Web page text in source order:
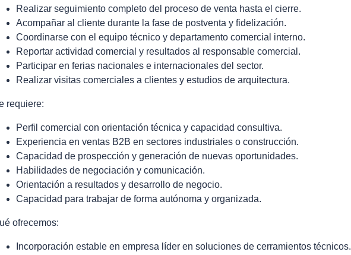
Realizar seguimiento completo del proceso de venta hasta el cierre.
Acompañar al cliente durante la fase de postventa y fidelización.
Coordinarse con el equipo técnico y departamento comercial interno.
Reportar actividad comercial y resultados al responsable comercial.
Participar en ferias nacionales e internacionales del sector.
Realizar visitas comerciales a clientes y estudios de arquitectura.
requiere:
Perfil comercial con orientación técnica y capacidad consultiva.
Experiencia en ventas B2B en sectores industriales o construcción.
Capacidad de prospección y generación de nuevas oportunidades.
Habilidades de negociación y comunicación.
Orientación a resultados y desarrollo de negocio.
Capacidad para trabajar de forma autónoma y organizada.
ofrecemos:
Incorporación estable en empresa líder en soluciones de cerramientos técnicos.